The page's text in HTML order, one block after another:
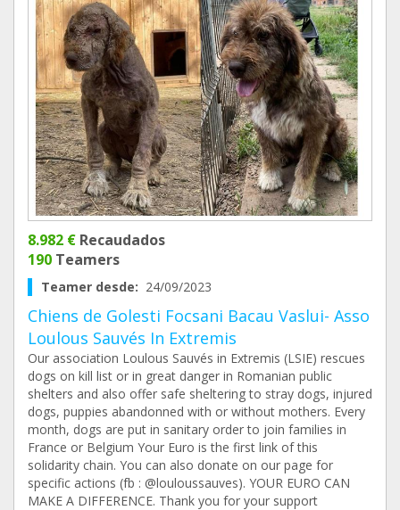
8.982 € Recaudados
190 Teamers
Teamer desde: 24/09/2023
Chiens de Golesti Focsani Bacau Vaslui- Asso
Loulous Sauvés In Extremis
Our association Loulous Sauvés in Extremis (LSIE) rescues
dogs on kill list or in great danger in Romanian public
shelters and also offer safe sheltering to stray dogs, injured
dogs, puppies abandonned with or without mothers. Every
month, dogs are put in sanitary order to join families in
France or Belgium Your Euro is the first link of this
solidarity chain. You can also donate on our page for
specific actions (fb : @louloussauves). YOUR EURO CAN
MAKE A DIFFERENCE. Thank you for your support